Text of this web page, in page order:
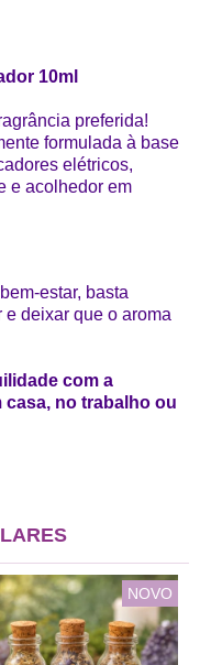
10ml
preferida!
formulada à base
elétricos,
e acolhedor em
estar, basta
deixar que o aroma
com a
casa, no trabalho ou
NOVO